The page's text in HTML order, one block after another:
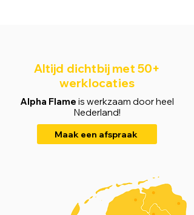
Altijd dichtbij met 50+
werklocaties
Alpha Flame is werkzaam door heel
Nederland!
Maak een afspraak